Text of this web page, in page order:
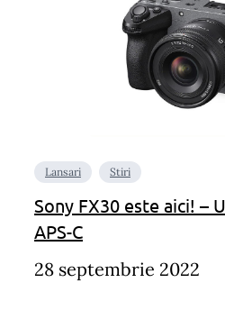
Lansari Stiri
Sony FX30 este aici! –
APS-C
28 septembrie 2022